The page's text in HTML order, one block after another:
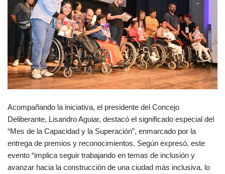
Acompañando la iniciativa, el presidente del Concejo
Deliberante, Lisandro Aguiar, destacó el significado especial del
“Mes de la Capacidad y la Superación”, enmarcado por la
entrega de premios y reconocimientos. Según expresó, este
evento “implica seguir trabajando en temas de inclusión y
avanzar hacia la construcción de una ciudad más inclusiva, lo